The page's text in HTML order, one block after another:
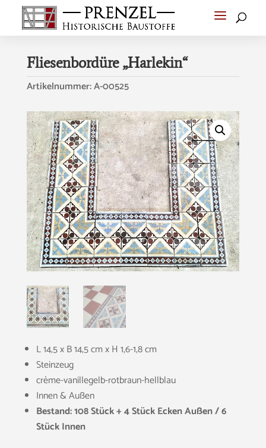
Fliesenbordüre „Harlekin“
Artikelnummer:A-00525
L 14,5 x B 14,5 cm x H 1,6-1,8 cm
Steinzeug
crème-vanillegelb-rotbraun-hellblau
Innen & Außen
Bestand: 108 Stück + 4 Stück Ecken Außen / 6
Stück Innen